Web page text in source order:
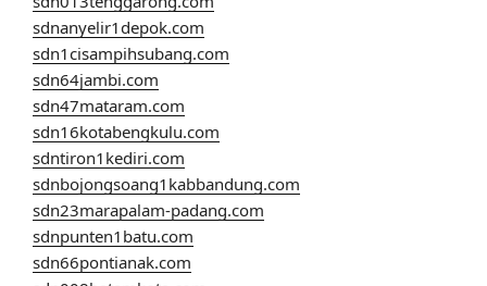
sdnanyelir1depok.com
sdn1cisampihsubang.com
sdn64jambi.com
sdn47mataram.com
sdn16kotabengkulu.com
sdntiron1kediri.com
sdnbojongsoang1kabbandung.com
sdn23marapalam-padang.com
sdnpunten1batu.com
sdn66pontianak.com